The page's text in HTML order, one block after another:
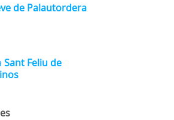
de Palautordera
Sant Feliu de